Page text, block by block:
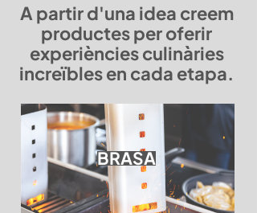
A partir d'una idea creem
productes per oferir
experiències culinàries
increïbles en cada etapa.
BRASA